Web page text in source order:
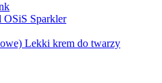
OSiS Sparkler
Lekki krem do twarzy